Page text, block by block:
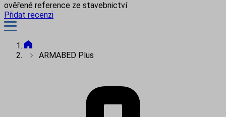
ověřené reference ze stavebnictví
Přidat recenzi
ARMABED Plus